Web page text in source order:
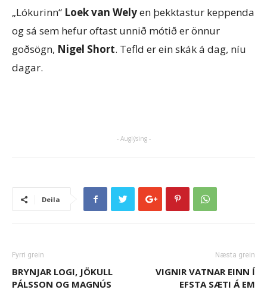
„Lókurinn“ Loek van Welyen þekktastur keppenda
og sá sem hefur oftast unnið mótið er önnur
goðsögn, Nigel Short. Tefld er ein skák á dag, níu
dagar.
- Auglýsing -
Deila
Fyrri grein
BRYNJAR LOGI, JÖKULL
PÁLSSON OG MAGNÚS
Næsta grein
VIGNIR VATNAR EINN Í
EFSTA SÆTI Á EM